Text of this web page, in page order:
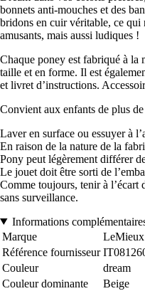
bonnets anti-mouches et des
bridons en cuir véritable, ce qui
amusants, mais aussi ludiques !
Chaque poney est fabriqué à la
taille et en forme. Il est
et livret d’instructions.
Convient aux enfants de plus
Laver en surface ou essuyer à
En raison de la nature de la
Pony peut légèrement différer
Le jouet doit être sorti de
Comme toujours, tenir à l’écart
sans surveillance.
Informations
Marque
LeMieux
Référence fournisseur
Couleur
dream
Couleur dominante
Beige